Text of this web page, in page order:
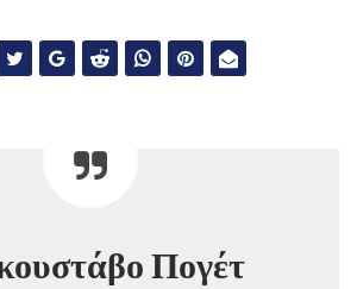
Πογέτ